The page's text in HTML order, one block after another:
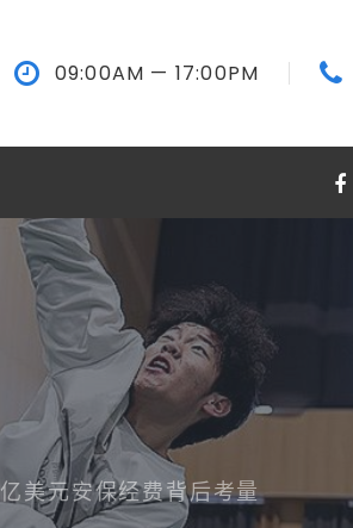
09:00AM — 17:00PM
美元安保经费背后考量